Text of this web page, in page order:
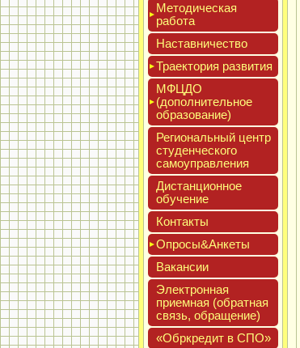
Мето­дичес­кая
ра­бота
Нас­тавни­чес­тво
Тра­ек­то­рия раз­ви­тия
МФЦДО
(до­пол­ни­тель­ное
об­ра­зова­ние)
Реги­ональ­ный центр
сту­ден­ческо­го
са­мо­уп­равле­ния
Дис­танци­он­ное
обу­чение
Кон­такты
Опро­сы&Анке­ты
Вакан­сии
Элек­трон­ная
при­ем­ная (об­ратная
связь, об­ра­щение)
«Обркре­дит в СПО»